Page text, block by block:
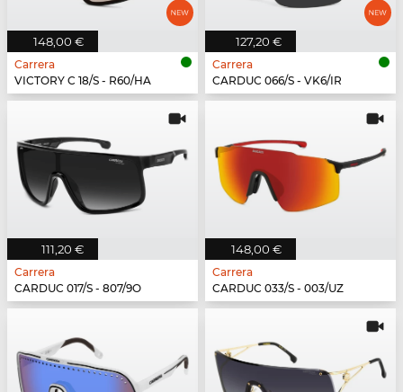
148,00 €
Carrera
VICTORY C 18/S - R60/HA
127,20 €
Carrera
CARDUC 066/S - VK6/IR
111,20 €
Carrera
CARDUC 017/S - 807/9O
148,00 €
Carrera
CARDUC 033/S - 003/UZ